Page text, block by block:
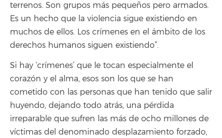
terrenos. Son grupos más pequeños pero armados.
Es un hecho que la violencia sigue existiendo en
muchos de ellos. Los crímenes en el ámbito de los
derechos humanos siguen existiendo”.
Si hay ‘crímenes’ que le tocan especialmente el
corazón y el alma, esos son los que se han
cometido con las personas que han tenido que salir
huyendo, dejando todo atrás, una pérdida
irreparable que sufren las más de ocho millones de
víctimas del denominado desplazamiento forzado,